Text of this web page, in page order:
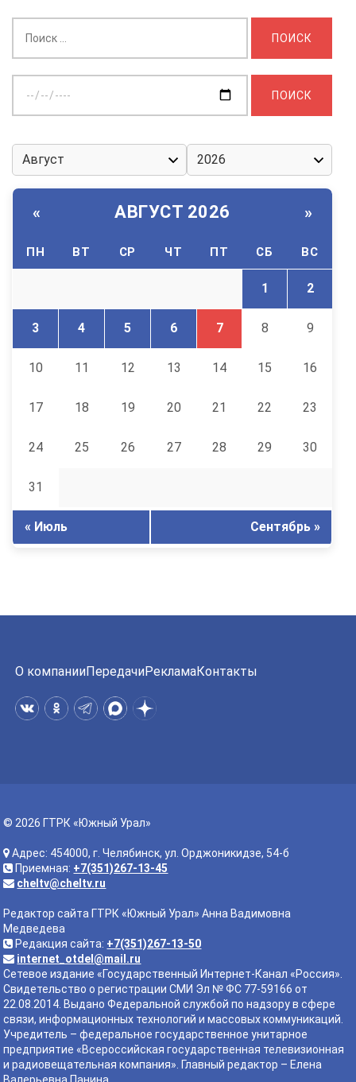
дату:
« АВГУСТ 2026 »
ПН ВТ СР ЧТ ПТ СБ ВС
1 2
3 4 5 6 7 8 9
10 11 12 13 14 15 16
17 18 19 20 21 22 23
24 25 26 27 28 29 30
31
« Июль Сентябрь »
О компанииПередачиРекламаКонтакты
© 2026 ГТРК «Южный Урал»
Адрес: 454000, г. Челябинск, ул. Орджоникидзе, 54-б
Приемная: +7(351)267-13-45
cheltv@cheltv.ru
Редактор сайта ГТРК «Южный Урал» Анна Вадимовна
Медведева
Редакция сайта: +7(351)267-13-50
internet_otdel@mail.ru
Сетевое издание «Государственный Интернет-Канал «Россия».
Свидетельство о регистрации СМИ Эл № ФС 77-59166 от
22.08.2014. Выдано Федеральной службой по надзору в сфере
связи, информационных технологий и массовых коммуникаций.
Учредитель – федеральное государственное унитарное
предприятие «Всероссийская государственная телевизионная
и радиовещательная компания». Главный редактор – Елена